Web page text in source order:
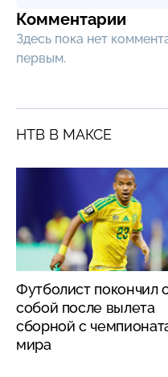
Комментарии
Здесь пока нет
первым.
НТВ В МАКСЕ
Футболист покончил
собой после вылета
сборной с
мира